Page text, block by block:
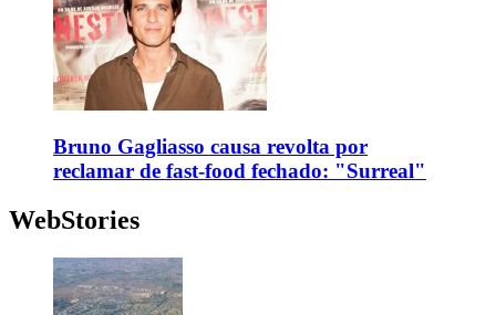
Bruno Gagliasso causa revolta por
reclamar de fast-food fechado: "Surreal"
WebStories